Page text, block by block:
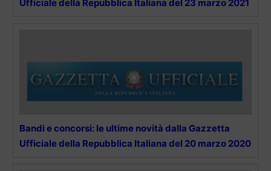
Ufficiale della Repubblica Italiana del 23 marzo 2021
Bandi e concorsi: le ultime novità dalla Gazzetta
Ufficiale della Repubblica Italiana del 20 marzo 2020